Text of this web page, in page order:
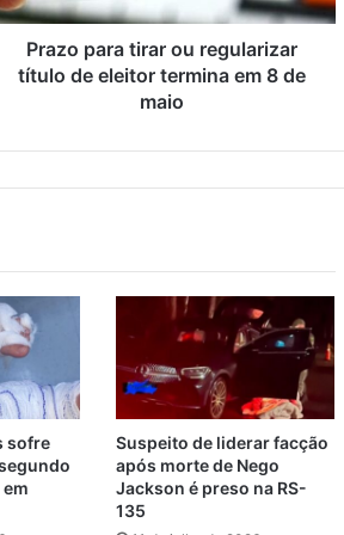
Prazo para tirar ou regularizar
título de eleitor termina em 8 de
maio
sofre
Suspeito de liderar facção
após morte de Nego
Jackson é preso na RS-
135